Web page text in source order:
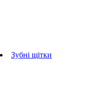
Зубні щітки